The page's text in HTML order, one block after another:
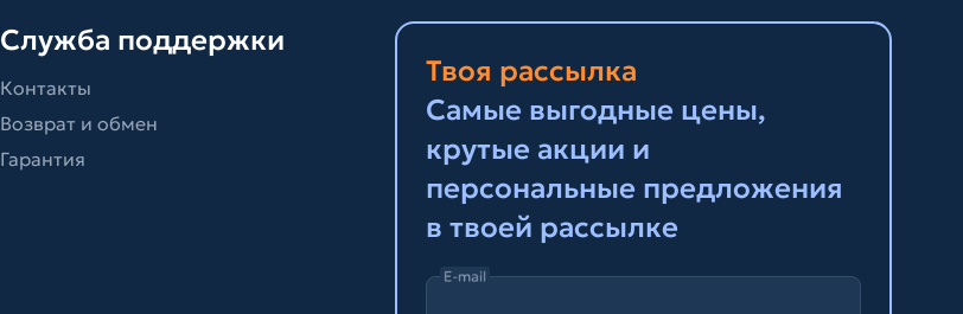
Служба поддержки
Контакты
Возврат и обмен
Гарантия
Твоя рассылка
Самые выгодные цены,
крутые акции и
персональные предложения
в твоей рассылке
E-mail